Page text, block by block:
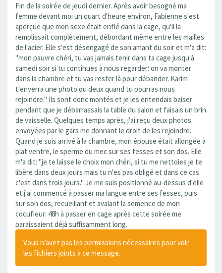
Fin de la soirée de jeudi dernier. Après avoir besogné ma
femme devant moi un quart d'heure environ, Fabienne s'est
aperçue que mon sexe était enflé dans la cage, qu'il la
remplissait complètement, débordant même entre les mailles
de l'acier. Elle s'est désengagé de son amant du soir et m'a dit:
"mon pauvre chéri, tu vas jamais tenir dans ta cage jusqu'à
samedi soir si tu continues à nous regarder: on va monter
dans la chambre et tu vas rester là pour débander. Karim
t'enverra une photo ou deux quand tu pourras nous
rejoindre." Ils sont donc montés et je les entendais baiser
pendant que je débarrassais la table du salon et faisais un brin
de vaisselle. Quelques temps après, j'ai reçu deux photos
envoyées par le gars me donnant le droit de les rejoindre.
Quand je suis arrivé à la chambre, mon épouse était allongée à
plat ventre, le sperme du mec sur ses fesses et son dos. Elle
m'a dit: "je te laisse le choix mon chéri, si tu me nettoies je te
libère dans deux jours mais tu n'es pas obligé et dans ce cas
c'est dans trois jours." Je me suis positionné au-dessus d'elle
et j'ai commencé à passer ma langue entre ses fesses, puis
sur son dos, recueillant et avalant la semence de mon
cocufieur: 48h à passer en cage après cette soirée me
paraissaient déjà suffisamment long.
Vous n’avez pas les permissions nécessaires pour voir
les fichiers joints à ce message.